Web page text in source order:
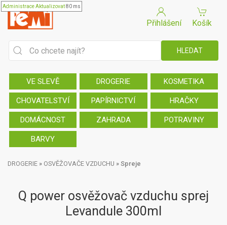
AdministraceAktualizovat80 ms
Přihlášení Košík
VE SLEVĚ DROGERIE KOSMETIKA
CHOVATELSTVÍ PAPÍRNICTVÍ HRAČKY
DOMÁCNOST ZAHRADA POTRAVINY
BARVY
DROGERIE » OSVĚŽOVAČE VZDUCHU » Spreje
Q power osvěžovač vzduchu sprej
Levandule 300ml